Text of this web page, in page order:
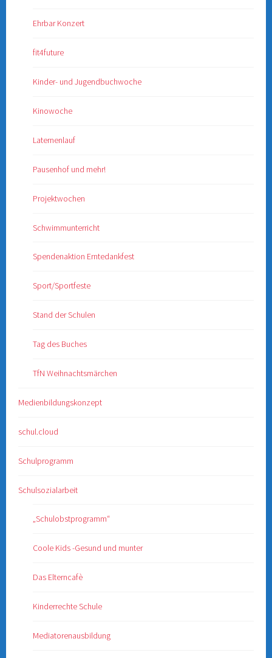
Ehrbar Konzert
fit4future
Kinder- und Jugendbuchwoche
Kinowoche
Laternenlauf
Pausenhof und mehr!
Projektwochen
Schwimmunterricht
Spendenaktion Erntedankfest
Sport/Sportfeste
Stand der Schulen
Tag des Buches
TfN Weihnachtsmärchen
Medienbildungskonzept
schul.cloud
Schulprogramm
Schulsozialarbeit
„Schulobstprogramm“
Coole Kids -Gesund und munter
Das Elterncafè
Kinderrechte Schule
Mediatorenausbildung